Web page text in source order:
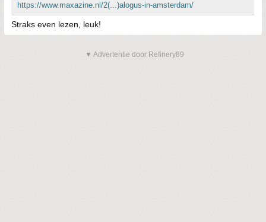
https://www.maxazine.nl/2(...)alogus-in-amsterdam/
Straks even lezen, leuk!
▼ Advertentie door Refinery89